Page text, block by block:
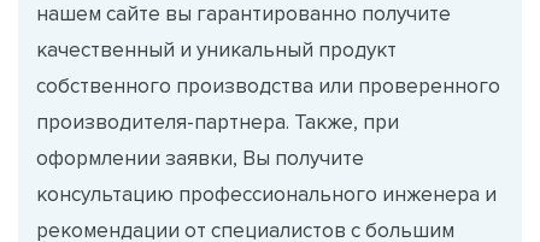
нашем сайте вы гарантированно получите
качественный и уникальный продукт
собственного производства или проверенного
производителя-партнера. Также, при
оформлении заявки, Вы получите
консультацию профессионального инженера и
рекомендации от специалистов с большим